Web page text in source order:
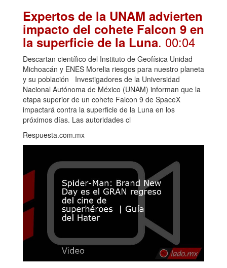
Expertos de la UNAM advierten
impacto del cohete Falcon 9 en
la superficie de la Luna. 00:04
Descartan científico del Instituto de Geofísica Unidad
Michoacán y ENES Morelia riesgos para nuestro planeta
y su población Investigadores de la Universidad
Nacional Autónoma de México (UNAM) informan que la
etapa superior de un cohete Falcon 9 de SpaceX
impactará contra la superficie de la Luna en los
próximos días. Las autoridades ci
Respuesta.com.mx